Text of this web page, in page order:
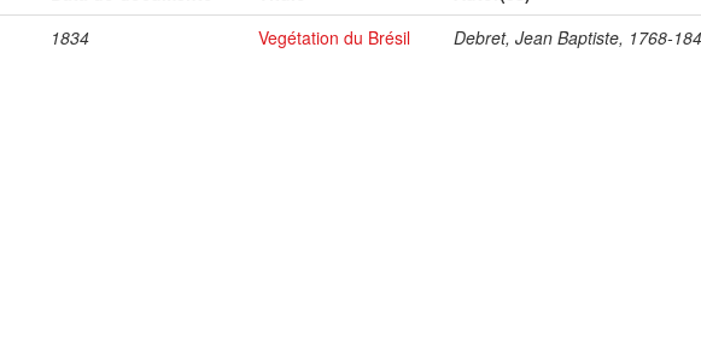
1834
Vegétation du Brésil Debret, Jean Baptiste, 1768-